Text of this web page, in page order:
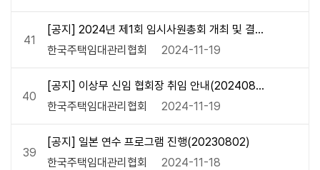
41
[공지] 2024년 제1회 임시사원총회 개최 및 결과
통지(20240902)
한국주택임대관리협회 2024-11-19
40
[공지] 이상무 신임 협회장 취임 안내(2024083
0)
한국주택임대관리협회 2024-11-19
39
[공지] 일본 연수 프로그램 진행(20230802)
한국주택임대관리협회
2024-11-18